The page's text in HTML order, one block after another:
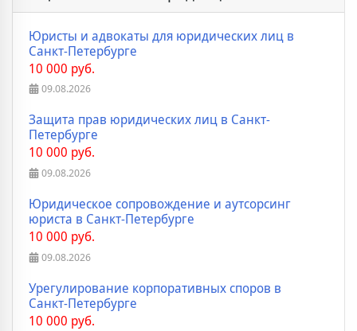
Юристы и адвокаты для юридических лиц в
Санкт-Петербурге
10 000 руб.
09.08.2026
Защита прав юридических лиц в Санкт-
Петербурге
10 000 руб.
09.08.2026
Юридическое сопровождение и аутсорсинг
юриста в Санкт-Петербурге
10 000 руб.
09.08.2026
Урегулирование корпоративных споров в
Санкт-Петербурге
10 000 руб.